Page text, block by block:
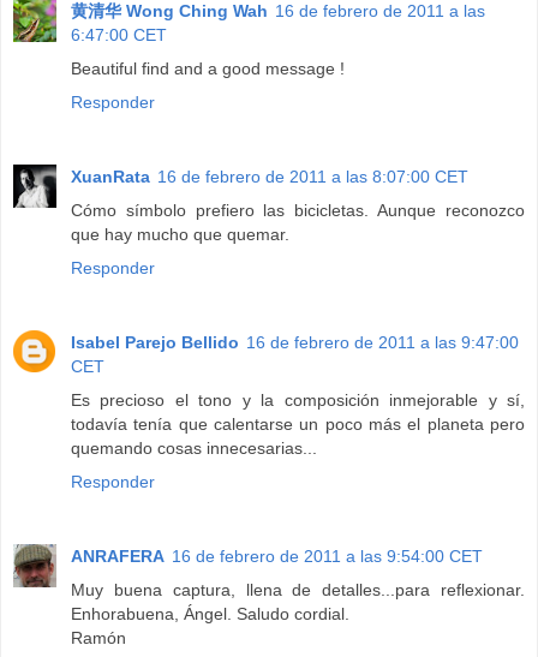
黄清华 Wong Ching Wah 16 de febrero de 2011 a las
6:47:00 CET
Beautiful find and a good message !
Responder
XuanRata 16 de febrero de 2011 a las 8:07:00 CET
Cómo símbolo prefiero las bicicletas. Aunque reconozco
que hay mucho que quemar.
Responder
Isabel Parejo Bellido 16 de febrero de 2011 a las 9:47:00
CET
Es precioso el tono y la composición inmejorable y sí,
todavía tenía que calentarse un poco más el planeta pero
quemando cosas innecesarias...
Responder
ANRAFERA 16 de febrero de 2011 a las 9:54:00 CET
Muy buena captura, llena de detalles...para reflexionar.
Enhorabuena, Ángel. Saludo cordial.
Ramón